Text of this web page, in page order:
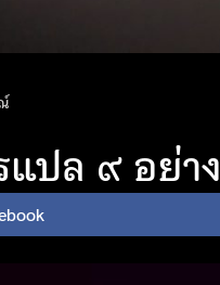
ปล ๙ อย่าง